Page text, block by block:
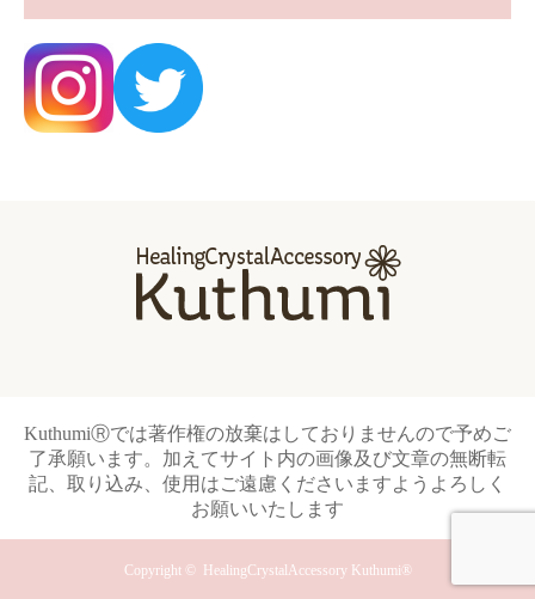
KuthumiⓇでは著作権の放棄はしておりませんので予めご
了承願います。加えてサイト内の画像及び文章の無断転
記、取り込み、使用はご遠慮くださいますようよろしく
お願いいたします
Copyright © HealingCrystalAccessory Kuthumi®